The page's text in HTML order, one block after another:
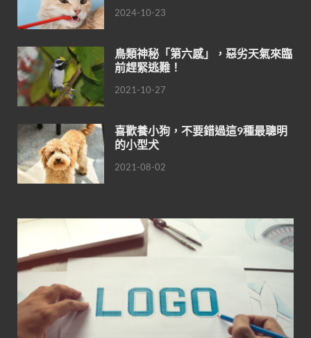
2024-10-23
鳥類神秘「第六感」，惡劣天氣來臨
前趕緊逃難！
2021-10-27
喜歡養小狗，不要錯過這9種最聰明
的小型犬
2021-08-02